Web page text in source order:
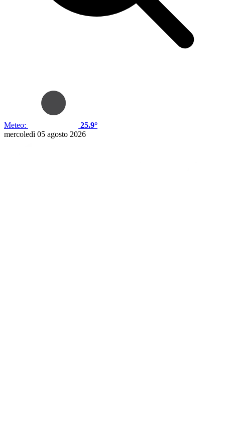
Meteo:
25.9°
mercoledì 05 agosto 2026